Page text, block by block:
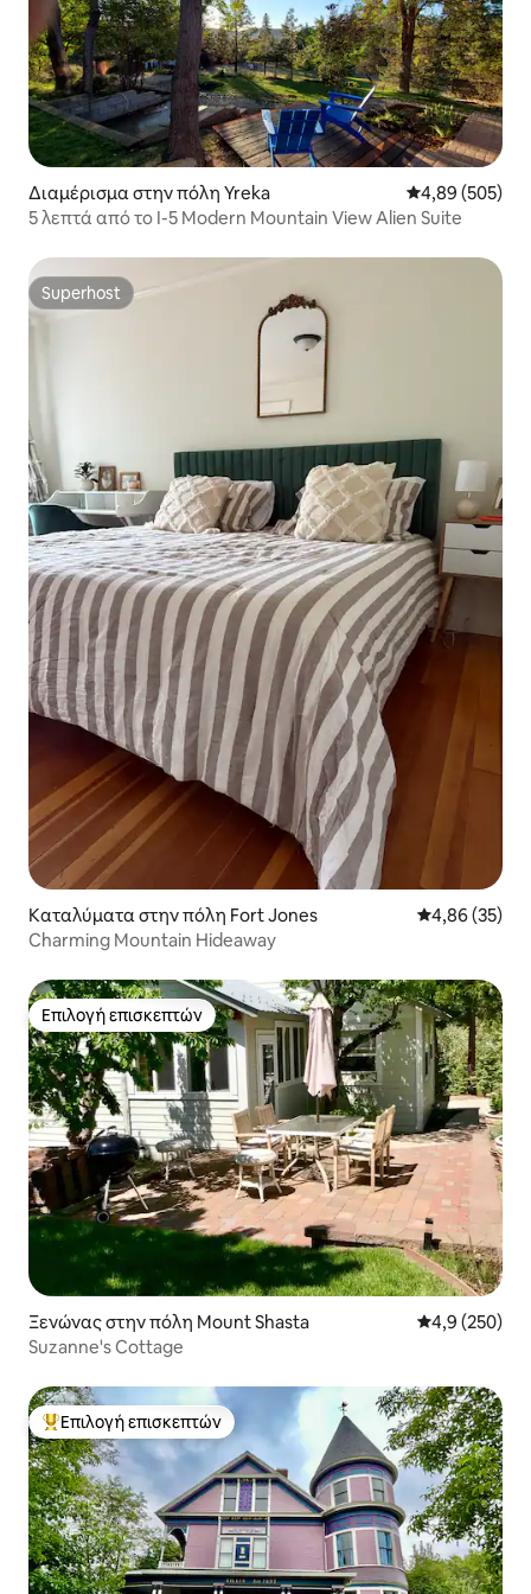
Διαμέρισμα στην πόλη Yreka Μέση
4,89 (505)
5 λεπτά από το I-5 Modern Mountain View Alien Suite
Superhost
Superhost
Καταλύματα στην πόλη Fort Jones Μέση
4,86 (35)
Charming Mountain Hideaway
Επιλογή επισκεπτών
Επιλογή επισκεπτών
Ξενώνας στην πόλη Mount Shasta Μέση
4,9 (250)
Suzanne's Cottage
Κορυφαία επιλογή επισκεπτών
Επιλογή επισκεπτών